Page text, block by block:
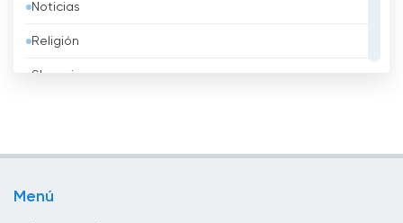
Bélgica
Belice
Noticias
Religión
Shopping
Menú